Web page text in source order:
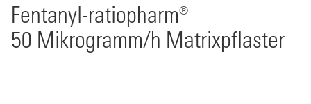
Fentanyl-ratiopharm®
50 Mikrogramm/h Matrixpflaster